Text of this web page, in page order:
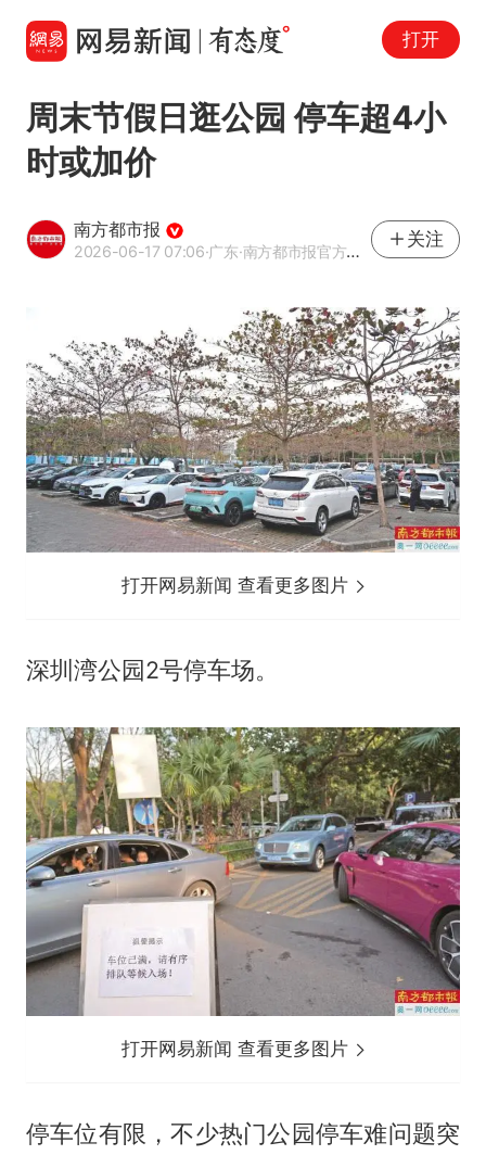
打开
周末节假日逛公园 停车超4小
时或加价
南方都市报
2026-06-17 07:06·广东·南方都市报官方网易号
关注
打开网易新闻 查看更多图片
深圳湾公园2号停车场。
打开网易新闻 查看更多图片
停车位有限，不少热门公园停车难问题突